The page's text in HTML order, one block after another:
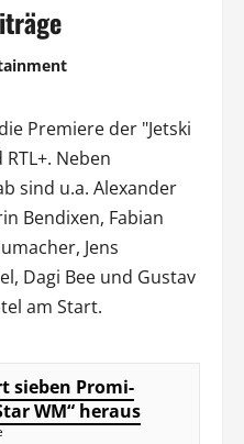
Premiere der "Jetski
RTL+. Neben
sind u.a. Alexander
Bendixen, Fabian
Jens
, Dagi Beeund Gustav
am Start.
sieben Promi-
WM“ heraus